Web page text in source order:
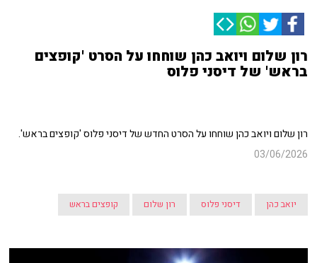
רון שלום ויואב כהן שוחחו על הסרט 'קופצים
בראש' של דיסני פלוס
רון שלום ויואב כהן שוחחו על הסרט החדש של דיסני פלוס 'קופצים בראש'.
03/06/2026
יואב כהן דיסני פלוס רון שלום קופצים בראש